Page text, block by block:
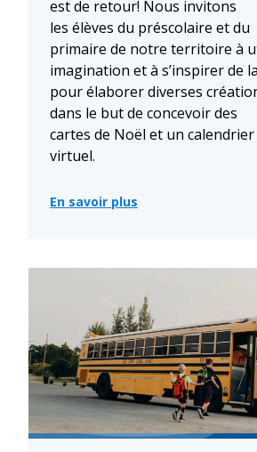
est de retour! Nous invitons
les élèves du préscolaire et du
primaire de notre territoire à
imagination et à s’inspirer de
pour élaborer diverses
dans le but de concevoir des
cartes de Noël et un calendrier
virtuel.
En savoir plus
«
destiné
à
nos
élèves
du
préscolaire
et
du
primaire,